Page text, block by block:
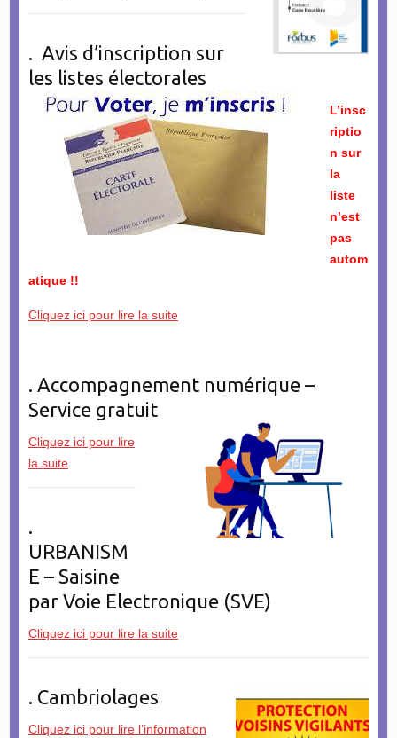
. Avis d’inscription sur
les listes électorales
L’insc
riptio
n sur
la
liste
n’est
pas
autom
atique !!
Cliquez ici pour lire la suite
. Accompagnement numérique –
Service gratuit
Cliquez ici pour lire
la suite
.
URBANISM
E – Saisine
par Voie Electronique (SVE)
Cliquez ici pour lire la suite
. Cambriolages
Cliquez ici pour lire l’information